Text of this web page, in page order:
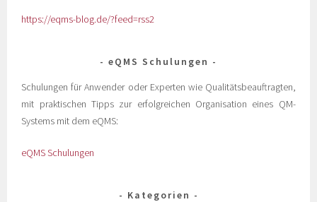
https://eqms-blog.de/?feed=rss2
eQMS Schulungen
Schulungen für Anwender oder Experten wie Qualitätsbeauftragten,
mit praktischen Tipps zur erfolgreichen Organisation eines QM-
Systems mit dem eQMS:
eQMS Schulungen
Kategorien